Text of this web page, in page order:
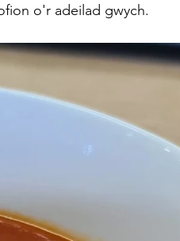
o'r adeilad gwych.